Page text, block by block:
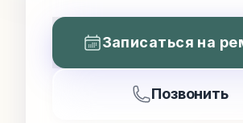
Записаться на
Позвонить